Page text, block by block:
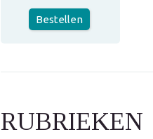
Bestellen
RUBRIEKEN